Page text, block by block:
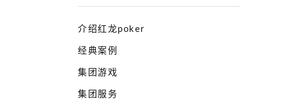
介绍红龙poker
经典案例
集团游戏
集团服务